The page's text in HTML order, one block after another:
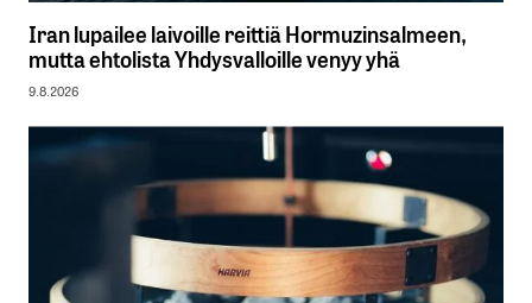
Iran lupailee laivoille reittiä Hormuzinsalmeen,
mutta ehtolista Yhdysvalloille venyy yhä
9.8.2026